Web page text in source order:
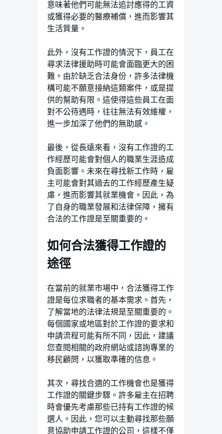
意味著他們可能無法追討應得的工資
或獲得必要的醫療補償，進而影響其
生活質量。
此外，沒有工作證的情況下，員工在
尋求法律援助時可能會面臨更大的困
難。由於缺乏合法身份，許多法律機
構可能不願意接納這類案件，或是提
供的幫助有限。這使得這些員工在面
對不公待遇時，往往無法有效維權，
進一步加深了他們的無助感。
最後，從長遠來看，沒有工作證的工
作經歷可能會對個人的職業生涯造成
負面影響。未來在尋找新工作時，雇
主可能會對其過去的工作經歷產生疑
慮，進而影響其就業機會。因此，為
了自身的職業發展和法律保障，擁有
合法的工作證是至關重要的。
如何合法獲得工作證的
途徑
在當前的就業市場中，合法獲得工作
證是每位求職者的基本需求。首先，
了解當地的法律法規是至關重要的。
每個國家或地區對於工作證的要求和
申請流程可能有所不同，因此，建議
您查閱相關的政府網站或諮詢專業的
移民顧問，以獲取準確的信息。
其次，尋找合適的工作機會也是獲得
工作證的關鍵步驟。許多雇主在招聘
時會優先考慮那些已持有工作證的候
選人。因此，您可以主動尋找那些願
意協助申請工作證的公司，這樣不僅